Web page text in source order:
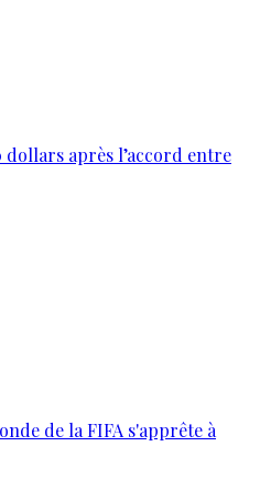
dollars après l’accord entre
de la FIFA s'apprête à